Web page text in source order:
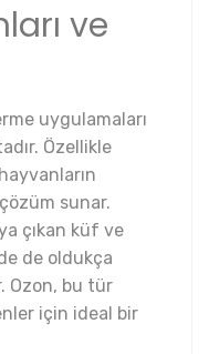
ve
uygulamaları
Özellikle
sunar.
çıkan küf ve
de oldukça
Ozon, bu tür
için ideal bir